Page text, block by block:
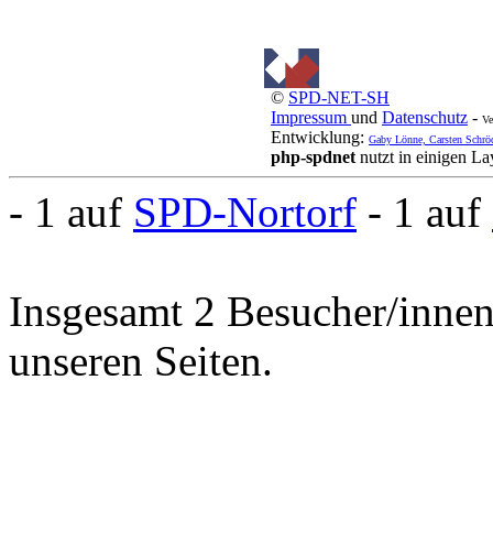
© SPD-NET-SH
Impressum und Datenschutz -
Entwicklung: Gaby Lönne, Carsten
php-spdnet nutzt in einigen
- 1 auf SPD-Nortorf - 1 auf
Insgesamt 2 Besucher/
unseren Seiten.